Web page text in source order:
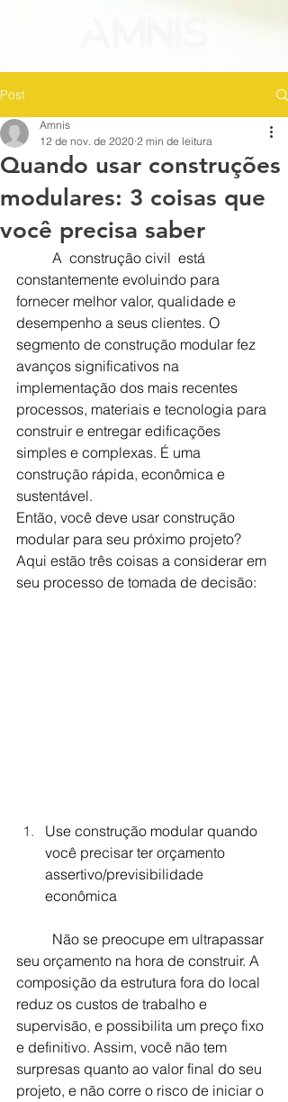
Post
Quando usar construções
modulares: 3 coisas que
você precisa saber
Amnis
12 de nov. de 2020 2 min de leitura
A  construção civil  está
constantemente evoluindo para
fornecer melhor valor, qualidade e
desempenho a seus clientes. O
segmento de construção modular fez
avanços significativos na
implementação dos mais recentes
processos, materiais e tecnologia para
construir e entregar edificações
simples e complexas. É uma
construção rápida, econômica e
sustentável.
Então, você deve usar construção
modular para seu próximo projeto?
Aqui estão três coisas a considerar em
seu processo de tomada de decisão:
Use construção modular quando
você precisar ter orçamento
assertivo/previsibilidade
econômica
Não se preocupe em ultrapassar
seu orçamento na hora de construir. A
composição da estrutura fora do local
reduz os custos de trabalho e
supervisão, e possibilita um preço fixo
e definitivo. Assim, você não tem
surpresas quanto ao valor final do seu
projeto, e não corre o risco de iniciar o